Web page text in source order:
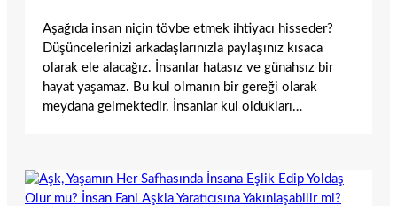
Aşağıda insan niçin tövbe etmek ihtiyacı hisseder?
Düşüncelerinizi arkadaşlarınızla paylaşınız kısaca
olarak ele alacağız. İnsanlar hatasız ve günahsız bir
hayat yaşamaz. Bu kul olmanın bir gereği olarak
meydana gelmektedir. İnsanlar kul oldukları…